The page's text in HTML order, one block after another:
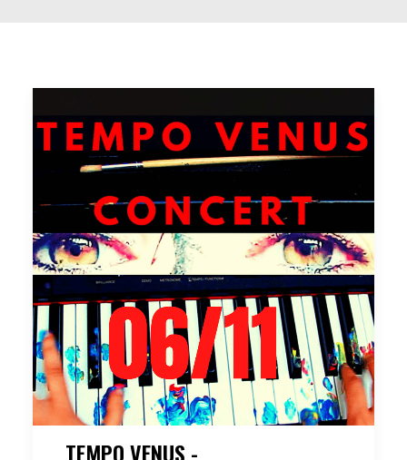
TEMPO VENUS -